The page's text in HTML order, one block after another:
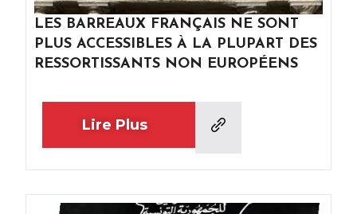
LES BARREAUX FRANÇAIS NE SONT
PLUS ACCESSIBLES À LA PLUPART DES
RESSORTISSANTS NON EUROPÉENS
Lire Plus